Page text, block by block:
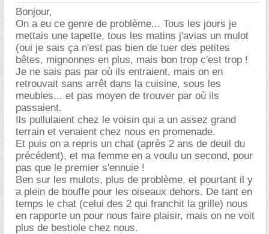
Bonjour,
On a eu ce genre de problème... Tous les jours je
mettais une tapette, tous les matins j'avias un mulot
(oui je sais ça n'est pas bien de tuer des petites
bêtes, mignonnes en plus, mais bon trop c'est trop !
Je ne sais pas par où ils entraient, mais on en
retrouvait sans arrêt dans la cuisine, sous les
meubles... et pas moyen de trouver par où ils
passaient.
Ils pullulaient chez le voisin qui a un assez grand
terrain et venaient chez nous en promenade.
Et puis on a repris un chat (après 2 ans de deuil du
précédent), et ma femme en a voulu un second, pour
pas que le premier s'ennuie !
Ben sur les mulots, plus de problème, et pourtant il y
a plein de bouffe pour les oiseaux dehors. De tant en
temps le chat (celui des 2 qui franchit la grille) nous
en rapporte un pour nous faire plaisir, mais on ne voit
plus de bestiole chez nous.